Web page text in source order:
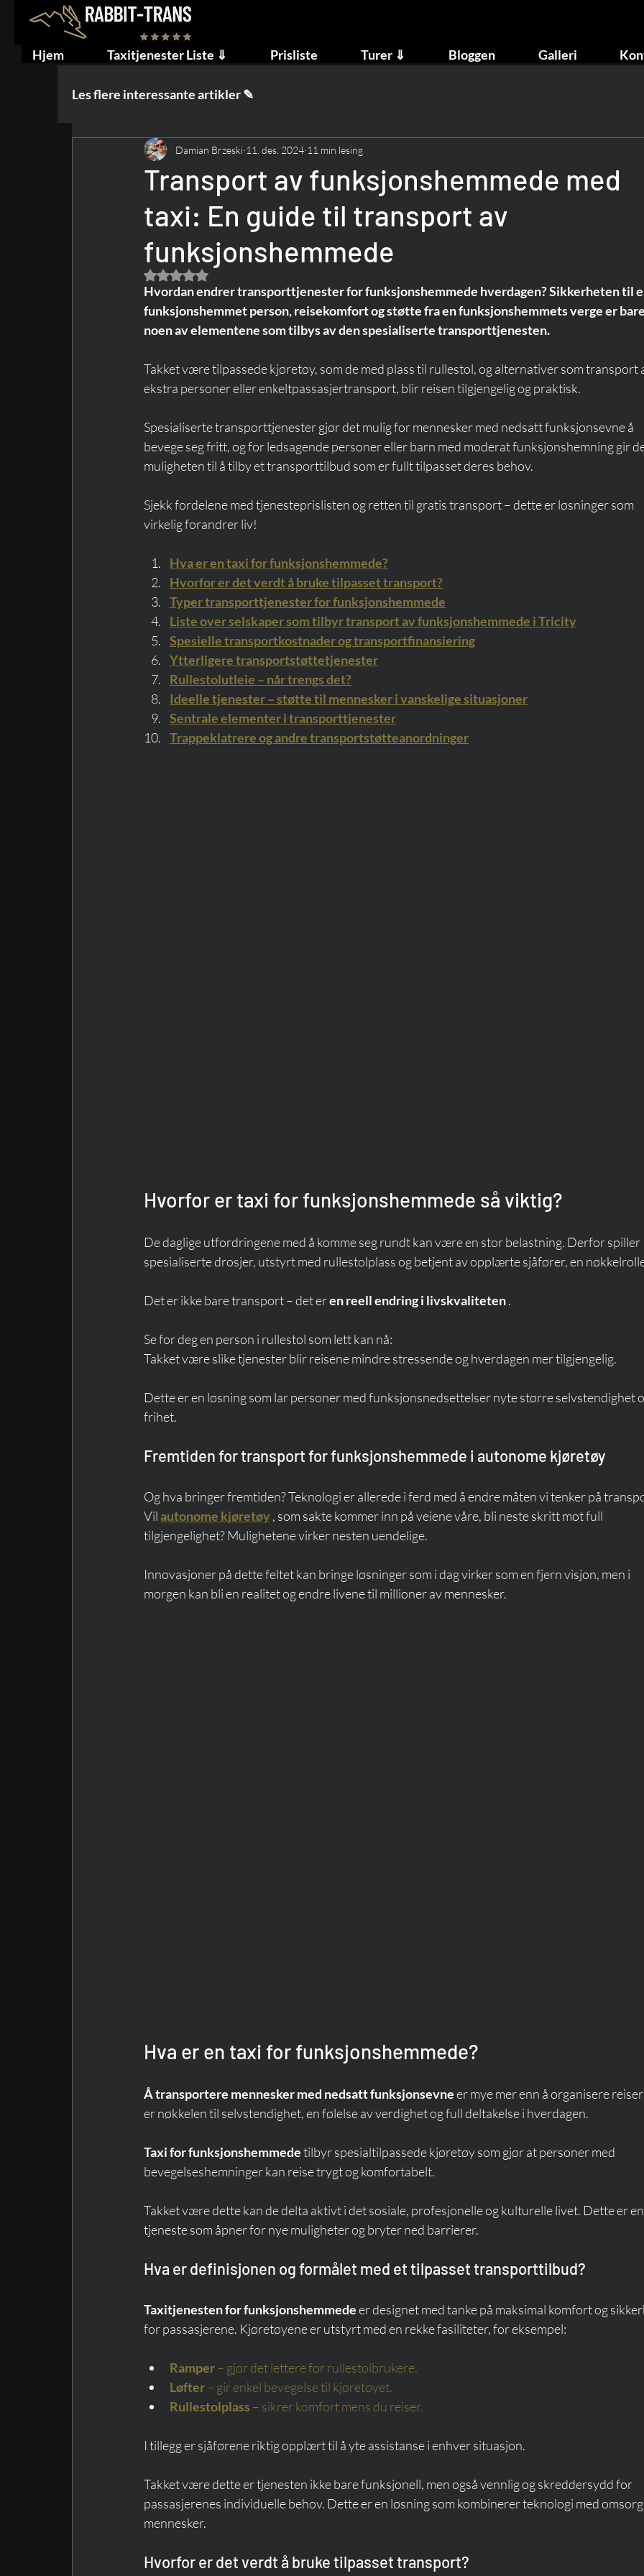
Hjem Taxitjenester Liste ⇓ Prisliste Turer ⇓ Bloggen Galleri
Les flere interessante artikler ✎
Transport av funksjonshemmede med
taxi: En guide til transport av
funksjonshemmede
Damian Brzeski 11. des. 2024 11 min lesing
Gitt NaN av 5 stjerner.
Hvordan endrer transporttjenester for funksjonshemmede hverdagen? Sikkerheten til
funksjonshemmet person, reisekomfort og støtte fra en funksjonshemmets verge er
noen av elementene som tilbys av den spesialiserte transporttjenesten.
Takket være tilpassede kjøretøy, som de med plass til rullestol, og alternativer som transport
ekstra personer eller enkeltpassasjertransport, blir reisen tilgjengelig og praktisk.
Spesialiserte transporttjenester gjør det mulig for mennesker med nedsatt funksjonsevne å
bevege seg fritt, og for ledsagende personer eller barn med moderat funksjonshemning gir
muligheten til å tilby et transporttilbud som er fullt tilpasset deres behov.
Sjekk fordelene med tjenesteprislisten og retten til gratis transport – dette er løsninger som
virkelig forandrer liv!
Hva er en taxi for funksjonshemmede?
Hvorfor er det verdt å bruke tilpasset transport?
Typer transporttjenester for funksjonshemmede
Liste over selskaper som tilbyr transport av funksjonshemmede i Tricity
Spesielle transportkostnader og transportfinansiering
Ytterligere transportstøttetjenester
Rullestolutleie – når trengs det?
Ideelle tjenester – støtte til mennesker i vanskelige situasjoner
Sentrale elementer i transporttjenester
Trappeklatrere og andre transportstøtteanordninger
Hvorfor er taxi for funksjonshemmede så viktig?
De daglige utfordringene med å komme seg rundt kan være en stor belastning. Derfor spiller
spesialiserte drosjer, utstyrt med rullestolplass og betjent av opplærte sjåfører, en
Det er ikke bare transport – det er en reell endring i livskvaliteten .
Se for deg en person i rullestol som lett kan nå:
Takket være slike tjenester blir reisene mindre stressende og hverdagen mer tilgjengelig.
Dette er en løsning som lar personer med funksjonsnedsettelser nyte større selvstendighet
frihet.
Fremtiden for transport for funksjonshemmede i autonome kjøretøy
Og hva bringer fremtiden? Teknologi er allerede i ferd med å endre måten vi tenker på
Vil autonome kjøretøy , som sakte kommer inn på veiene våre, bli neste skritt mot full
tilgjengelighet? Mulighetene virker nesten uendelige.
Innovasjoner på dette feltet kan bringe løsninger som i dag virker som en fjern visjon, men i
morgen kan bli en realitet og endre livene til millioner av mennesker.
Hva er en taxi for funksjonshemmede?
Å transportere mennesker med nedsatt funksjonsevne er mye mer enn å organisere
er nøkkelen til selvstendighet, en følelse av verdighet og full deltakelse i hverdagen.
Taxi for funksjonshemmede tilbyr spesialtilpassede kjøretøy som gjør at personer med
bevegelseshemninger kan reise trygt og komfortabelt.
Takket være dette kan de delta aktivt i det sosiale, profesjonelle og kulturelle livet. Dette er
tjeneste som åpner for nye muligheter og bryter ned barrierer.
Hva er definisjonen og formålet med et tilpasset transporttilbud?
Taxitjenesten for funksjonshemmede er designet med tanke på maksimal komfort og
for passasjerene. Kjøretøyene er utstyrt med en rekke fasiliteter, for eksempel:
Ramper– gjør det lettere for rullestolbrukere.
Løfter– gir enkel bevegelse til kjøretøyet.
Rullestolplass – sikrer komfort mens du reiser.
I tillegg er sjåførene riktig opplært til å yte assistanse i enhver situasjon.
Takket være dette er tjenesten ikke bare funksjonell, men også vennlig og skreddersydd for
passasjerenes individuelle behov. Dette er en løsning som kombinerer teknologi med
mennesker.
Hvorfor er det verdt å bruke tilpasset transport?